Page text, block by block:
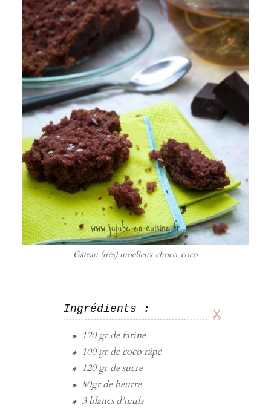
Gâteau (très) moelleux choco-coco
Ingrédients :
120 grdefarine
100 grdecoco râpé
120 grdesucre
80grdebeurre
3 blancs d’œufs